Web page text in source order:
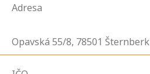
Adresa
Opavská 55/8, 78501 Šternberk